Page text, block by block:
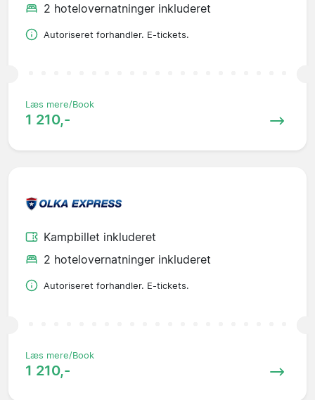
2 hotelovernatninger inkluderet
Autoriseret forhandler. E-tickets.
Læs mere/Book
1 210,-
Kampbillet inkluderet
2 hotelovernatninger inkluderet
Autoriseret forhandler. E-tickets.
Læs mere/Book
1 210,-